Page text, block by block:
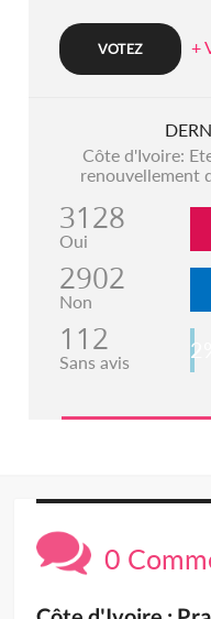
+
Côte d'Ivoire:
renouvellement
3128
Oui
2902
Non
112
Sans avis 2%
0